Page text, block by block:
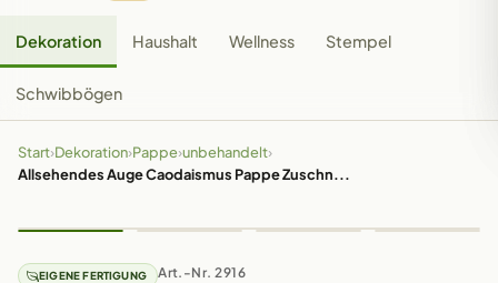
Dekoration Haushalt Wellness Stempel
Schwibbögen
Start›Dekoration›Pappe›unbehandelt›
Allsehendes Auge Caodaismus Pappe Zuschn...
EIGENE FERTIGUNG Art.-Nr. 2916